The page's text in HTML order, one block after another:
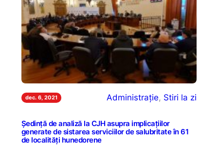
dec. 6, 2021 Administrație, Stiri la zi
Ședință de analiză la CJH asupra implicațiilor
generate de sistarea serviciilor de salubritate în 61
de localități hunedorene